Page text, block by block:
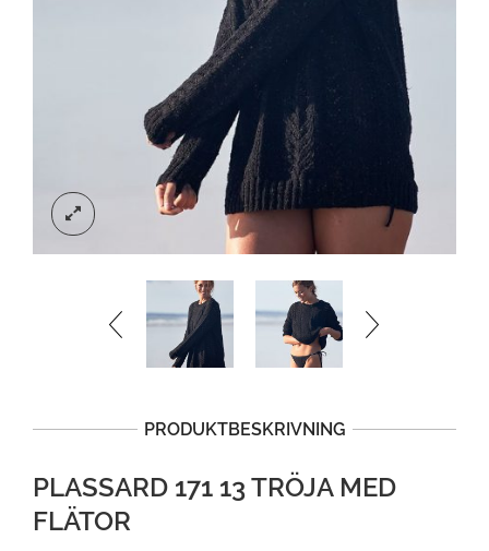
PRODUKTBESKRIVNING
PLASSARD 171 13 TRÖJA MED
FLÄTOR